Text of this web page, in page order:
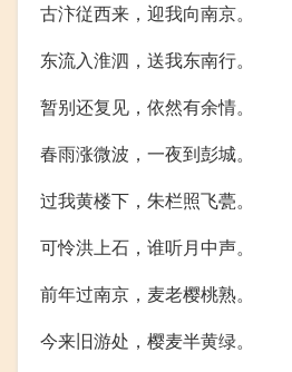
古汴従西来，迎我向南京。
东流入淮泗，送我东南行。
暂别还复见，依然有余情。
春雨涨微波，一夜到彭城。
过我黄楼下，朱栏照飞甍。
可怜洪上石，谁听月中声。
前年过南京，麦老樱桃熟。
今来旧游处，樱麦半黄绿。